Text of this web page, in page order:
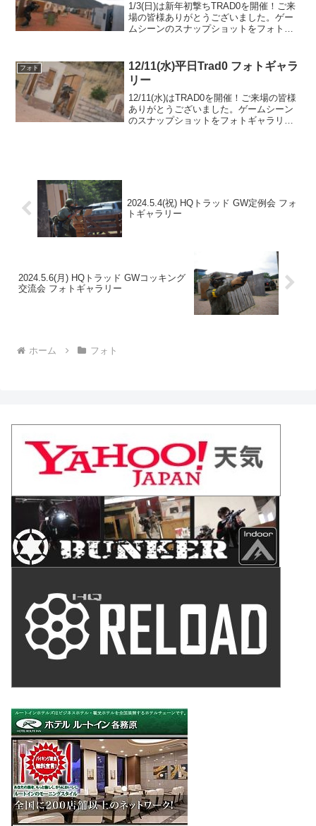
1/3(日)は新年初撃ちTRAD0を開催！ご来
場の皆様ありがとうございました。ゲー
ムシーンのスナップショットをフォトギ
ます。フォトアルバムをみる(Google
Phot...
フォト
12/11(水)平日Trad0 フォトギャラ
リー
12/11(水)はTRAD0を開催！ご来場の皆様
ありがとうございました。ゲームシーン
のスナップショットをフォトギャラリー
2024.5.4(祝) HQトラッド GW定例会 フォ
トギャラリー
2024.5.6(月) HQトラッド GWコッキング
交流会 フォトギャラリー
ホーム フォト